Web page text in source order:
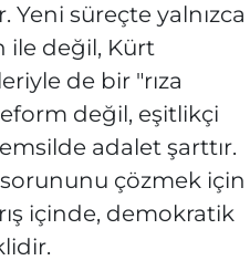
süreçte yalnızca
ile değil, Kürt
de bir "rıza
değil, eşitlikçi
adalet şarttır.
çözmek için
içinde, demokratik